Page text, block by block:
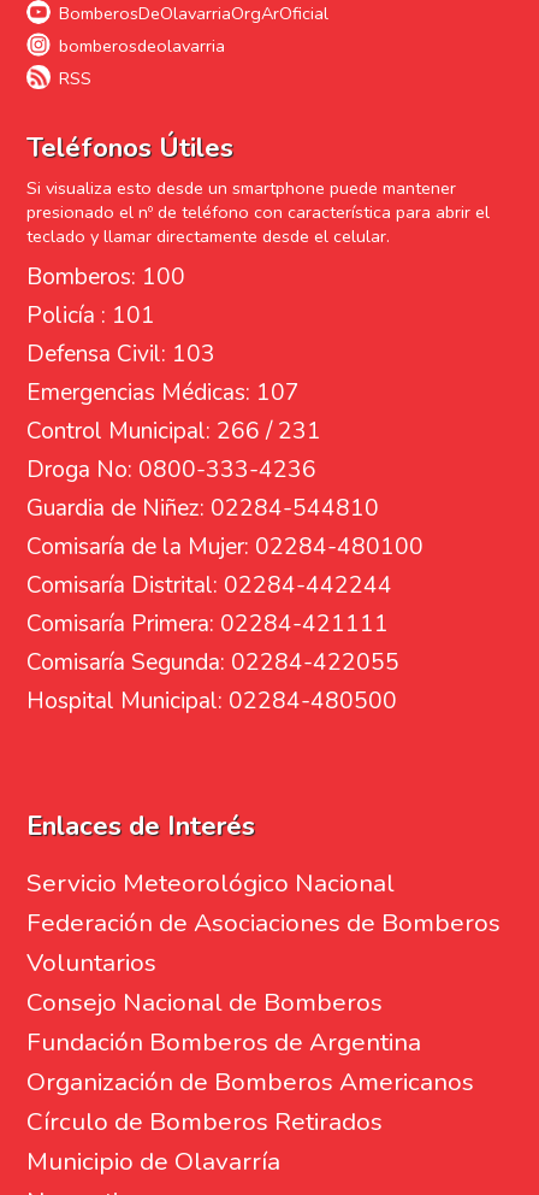
BomberosDeOlavarriaOrgArOficial
bomberosdeolavarria
RSS
Teléfonos Útiles
Si visualiza esto desde un smartphone puede mantener
presionado el nº de teléfono con característica para abrir el
teclado y llamar directamente desde el celular.
Bomberos: 100
Policía : 101
Defensa Civil: 103
Emergencias Médicas: 107
Control Municipal: 266 / 231
Droga No: 0800-333-4236
Guardia de Niñez: 02284-544810
Comisaría de la Mujer: 02284-480100
Comisaría Distrital: 02284-442244
Comisaría Primera: 02284-421111
Comisaría Segunda: 02284-422055
Hospital Municipal: 02284-480500
Enlaces de Interés
Servicio Meteorológico Nacional
Federación de Asociaciones de Bomberos
Voluntarios
Consejo Nacional de Bomberos
Fundación Bomberos de Argentina
Organización de Bomberos Americanos
Círculo de Bomberos Retirados
Municipio de Olavarría